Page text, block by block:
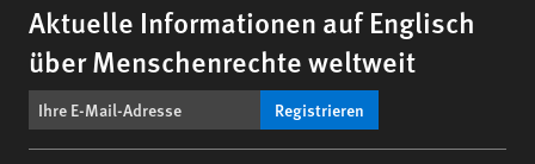
Aktuelle Informationen auf Englisch
über Menschenrechte weltweit
Registrieren